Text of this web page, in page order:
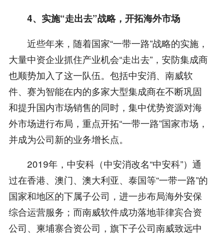
4、实施“走出去”战略，开拓海外市场
近些年来，随着国家“一带一路”战略的实施，
大量中资企业抓住产业机会“走出去”，安防集成商
也顺势加入了这一队伍。包括中安消、南威软
件、赛为智能在内的多家大型集成商在不断巩固
和提升国内市场销售的同时，集中优势资源对海
外市场进行布局，重点开拓“一带一路”国家市场，
并成为公司新的业务增长点。
2019年，中安科（中安消改名“中安科”）通
过在香港、澳门、澳大利亚、泰国等“一带一路”的
国家和地区的下属子公司，进一步布局海外安保
综合运营服务；而南威软件成功落地菲律宾合资
公司、柬埔寨合资公司，旗下子公司南威致远中